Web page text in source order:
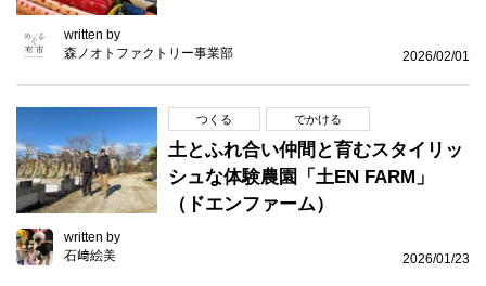
written by
森ノオトファクトリー事業部
2026/02/01
つくる でかける
土とふれ合い仲間と育むスタイリッ
シュな体験農園「土EN FARM」
（ドエンファーム）
written by
石﨑絵美
2026/01/23